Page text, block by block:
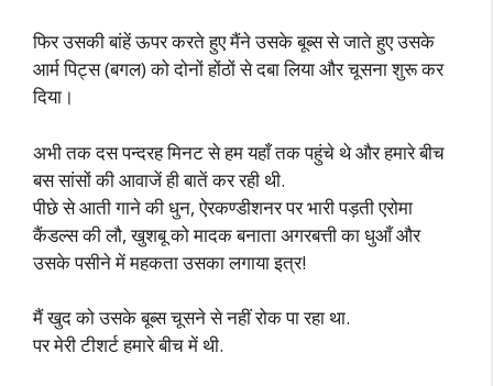
फिर उसकी बांहें ऊपर करते हुए मैंने उसके बूब्स से जाते हुए उसके
आर्म पिट्स (बगल) को दोनों होंठों से दबा लिया और चूसना शुरू कर
दिया।
अभी तक दस पन्दरह मिनट से हम यहाँ तक पहुंचे थे और हमारे बीच
बस सांसों की आवाजें ही बातें कर रही थी.
पीछे से आती गाने की धुन, ऐरकण्डीशनर पर भारी पड़ती एरोमा
कैंडल्स की लौ, खुशबू को मादक बनाता अगरबत्ती का धुआँ और
उसके पसीने में महकता उसका लगाया इत्र!
मैं खुद को उसके बूब्स चूसने से नहीं रोक पा रहा था.
पर मेरी टीशर्ट हमारे बीच में थी.